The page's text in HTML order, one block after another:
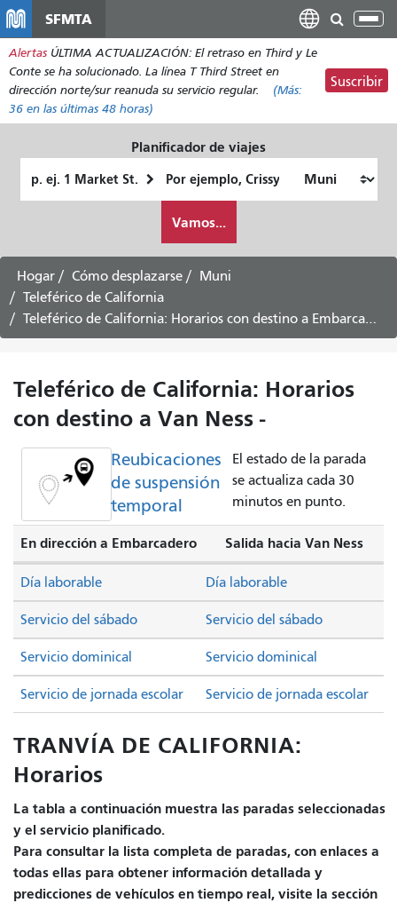
contenido
principal
SFMTA
Alertas ÚLTIMA ACTUALIZACIÓN: El retraso en Third y Le
Conte se ha solucionado. La línea T Third Street en
dirección norte/sur reanuda su servicio regular.
(Más:
36 en las últimas 48 horas)
Suscribir
Planificador de viajes
de
quiero
viajar
Vamos...
Hogar Cómo desplazarse
Muni
Teleférico de California
Teleférico de California: Horarios con destino a Embarcadero - 10 de agosto de 2026
Teleférico de California: Horarios
con destino a Van Ness -
Reubicaciones
de suspensión
temporal
El estado de la parada
se actualiza cada 30
minutos en punto.
En dirección a Embarcadero Salida hacia Van Ness
Servicio del sábado Servicio del sábado
Servicio dominical Servicio dominical
Día laborable Día laborable
Servicio de jornada escolar Servicio de jornada escolar
TRANVÍA DE CALIFORNIA:
Horarios
La tabla a continuación muestra las paradas seleccionadas
y el servicio planificado.
Para consultar la lista completa de paradas, con enlaces a
todas ellas para obtener información detallada y
predicciones de vehículos en tiempo real, visite la sección